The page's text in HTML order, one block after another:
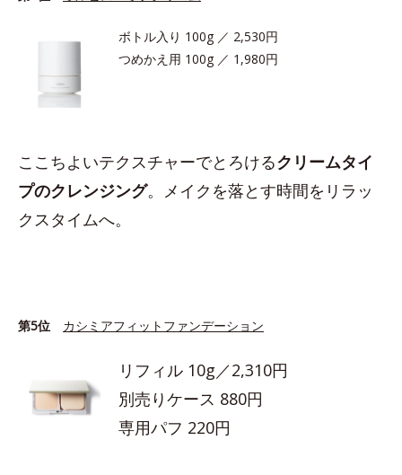
ボトル入り 100g ／ 2,530円
つめかえ用 100g ／ 1,980円
ここちよいテクスチャーでとろけるクリームタイ
プのクレンジング。メイクを落とす時間をリラッ
クスタイムへ。
第5位 カシミアフィットファンデーション
リフィル 10g／2,310円
別売りケース 880円
専用パフ 220円